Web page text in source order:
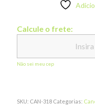
Calcule o frete:
Não sei meu cep
SKU: CAN-318 Categorias: